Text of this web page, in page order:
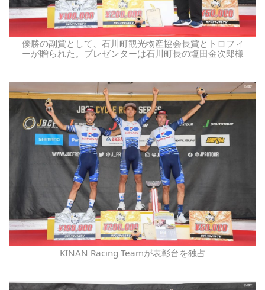
優勝の副賞として、石川町観光物産協会長賞とトロフィ
ーが贈られた。プレゼンターは石川町長の塩田金次郎様
KINAN Racing Teamが表彰台を独占